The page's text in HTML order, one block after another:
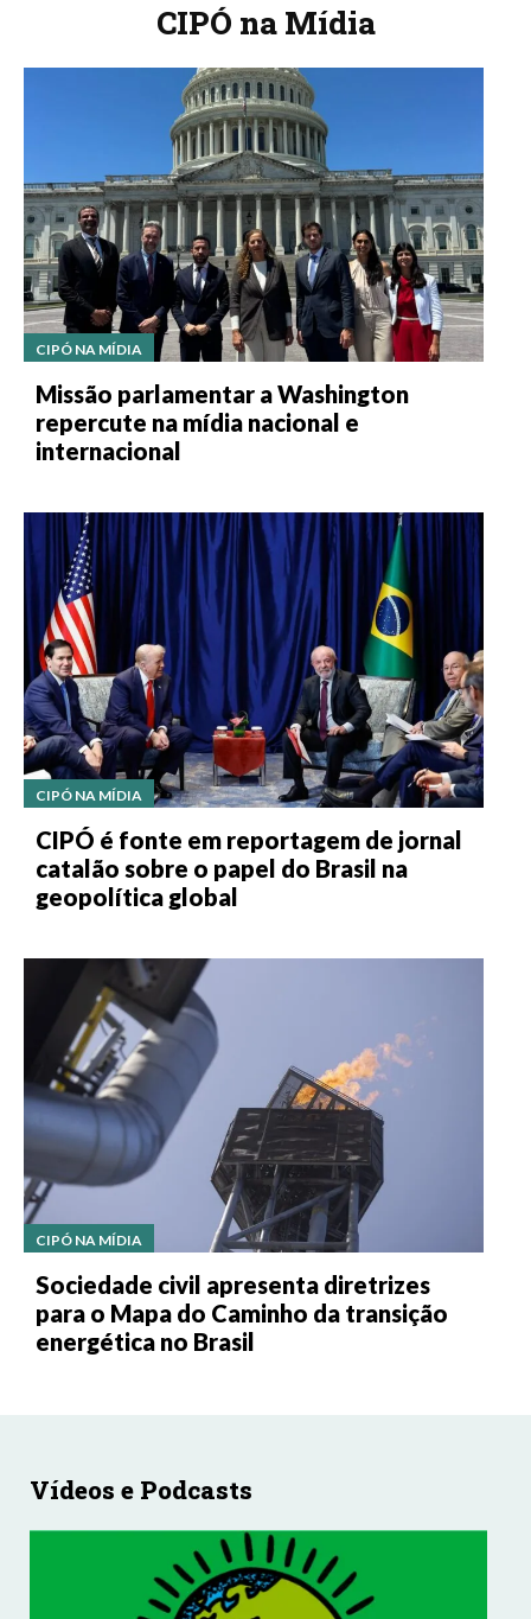
CIPÓ na Mídia
CIPÓ NA MÍDIA
Missão parlamentar a Washington
repercute na mídia nacional e
internacional
CIPÓ NA MÍDIA
CIPÓ é fonte em reportagem de jornal
catalão sobre o papel do Brasil na
geopolítica global
CIPÓ NA MÍDIA
Sociedade civil apresenta diretrizes
para o Mapa do Caminho da transição
energética no Brasil
Vídeos e Podcasts